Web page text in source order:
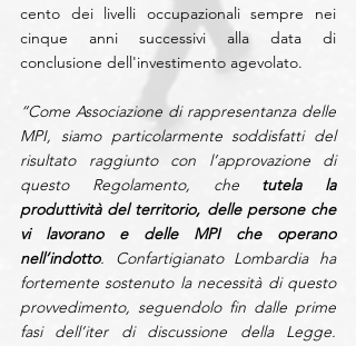
cento dei livelli occupazionali sempre nei
cinque anni successivi alla data di
conclusione dell'investimento agevolato.
“Come Associazione di rappresentanza delle
MPI, siamo particolarmente soddisfatti del
risultato raggiunto con l’approvazione di
questo Regolamento, che tutela la
produttività del territorio, delle persone che
vi lavorano e delle MPI che operano
nell’indotto. Confartigianato Lombardia ha
fortemente sostenuto la necessità di questo
provvedimento, seguendolo fin dalle prime
fasi dell’iter di discussione della Legge.